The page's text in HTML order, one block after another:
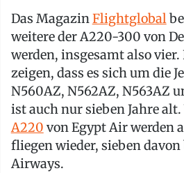
Das MagazinFlightglobal
weitere der A220-300 von
werden, insgesamt also
zeigen, dass es sich um die
N560AZ, N562AZ, N563AZ
ist auch nur sieben Jahre
A220 von Egypt Air werden
fliegen wieder, sieben
Airways.